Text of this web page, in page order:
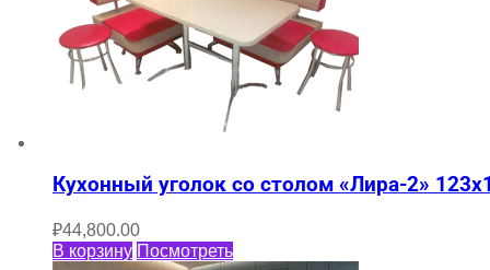
Кухонный уголок со столом «Лира-2»
₽44,800.00
В корзину Посмотреть